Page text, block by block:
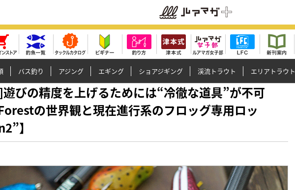
バス釣り アジング エギング ショアジギング 渓流トラウト エリアトラウト
びの精度を上げるためには“冷徹な道具”が不可
の世界観と現在進行系のフロッグ専用ロッ
】